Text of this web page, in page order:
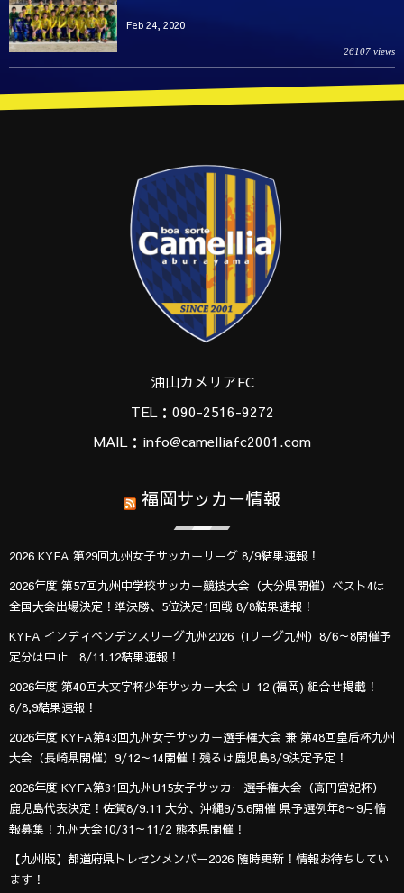
Feb 24, 2020
26107 views
油山カメリアFC
TEL：090-2516-9272
MAIL：info@camelliafc2001.com
福岡サッカー情報
2026 KYFA 第29回九州女子サッカーリーグ 8/9結果速報！
2026年度 第57回九州中学校サッカー競技大会（大分県開催）ベスト4は
全国大会出場決定！準決勝、5位決定1回戦 8/8結果速報！
KYFA インディペンデンスリーグ九州2026（Iリーグ九州）8/6～8開催予
定分は中止 8/11.12結果速報！
2026年度 第40回大文字杯少年サッカー大会 U-12 (福岡) 組合せ掲載！
8/8,9結果速報！
2026年度 KYFA第43回九州女子サッカー選手権大会 兼 第48回皇后杯九州
大会（長崎県開催）9/12～14開催！残るは鹿児島8/9決定予定！
2026年度 KYFA第31回九州U15女子サッカー選手権大会（高円宮妃杯）
鹿児島代表決定！佐賀8/9.11 大分、沖縄9/5.6開催 県予選例年8～9月情
報募集！九州大会10/31～11/2 熊本県開催！
【九州版】都道府県トレセンメンバー2026 随時更新！情報お待ちしてい
ます！